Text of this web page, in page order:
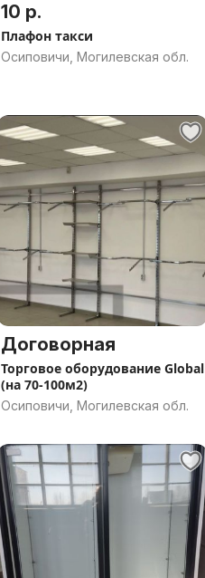
10 р.
Плафон такси
Осиповичи, Могилевская обл.
Договорная
Торговое оборудование Global
(на 70-100м2)
Осиповичи, Могилевская обл.